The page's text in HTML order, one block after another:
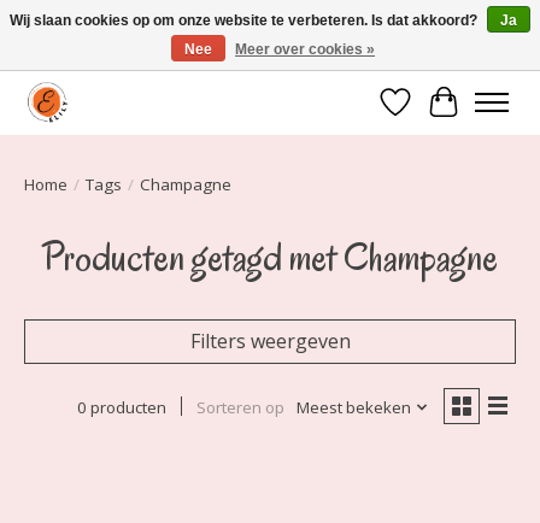
Elily is er om jou te laten stralen! Mode vanaf maat 34 t/m 54
Verlanglijst
Home / Tags / Champagne
Producten getagd met Champagne
Filters weergeven
0 producten Sorteren op Meest bekeken
Wij slaan cookies op om onze website te verbeteren. Is dat akkoord?
Ja
Nee
Meer over cookies »